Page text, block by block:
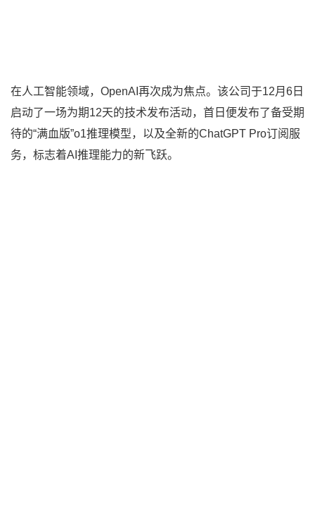
在人工智能领域，OpenAI再次成为焦点。该公司于12月6日
启动了一场为期12天的技术发布活动，首日便发布了备受期
待的“满血版”o1推理模型，以及全新的ChatGPT Pro订阅服
务，标志着AI推理能力的新飞跃。